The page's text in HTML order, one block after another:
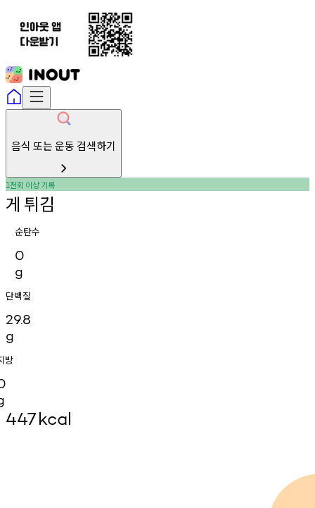
음식 또는 운동 검색하기
1천회 이상기록
게 튀김
순탄수
0
g
단백질
29.8
g
방
447kcal